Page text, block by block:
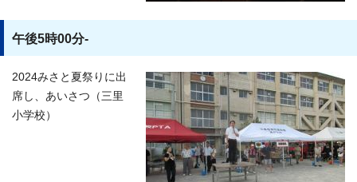
午後5時00分-
2024みさと夏祭りに出
席し、あいさつ（三里
小学校）